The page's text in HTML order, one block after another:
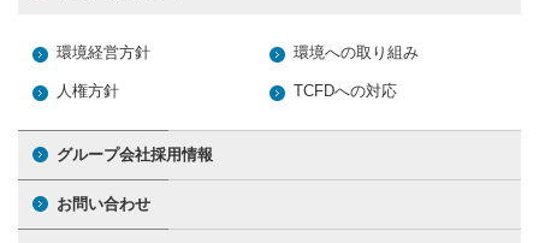
環境経営方針 環境への取り組み
人権方針 TCFDへの対応
グループ会社採用情報
お問い合わせ